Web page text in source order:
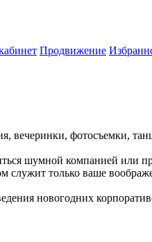
Продвижение
вечеринки, фотосъемки,
шумной компанией или
служит только ваше
новогодних